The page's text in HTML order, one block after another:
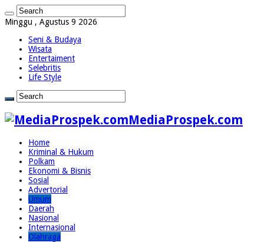
Minggu , Agustus 9 2026
Seni & Budaya
Wisata
Entertaiment
Selebritis
Life Style
MediaProspek.com
Home
Kriminal & Hukum
Polkam
Ekonomi & Bisnis
Sosial
Advertorial
Umum
Daerah
Nasional
Internasional
Olahraga